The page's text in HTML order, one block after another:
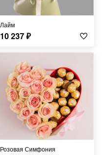
Лайм
10 237₽
Розовая Симфония